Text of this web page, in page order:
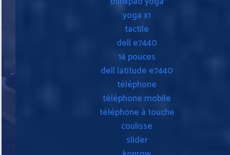
yoga x1
tactile
dell e7440
14 pouces
dell latitude e7440
téléphone
téléphone mobile
téléphone à touche
coulisse
slider